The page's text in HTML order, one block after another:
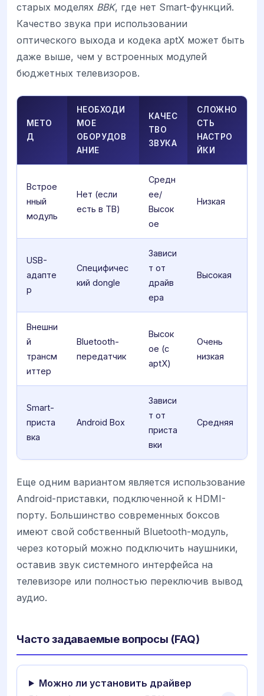
старых моделях BBK, где нет Smart-функций.
Качество звука при использовании
оптического выхода и кодека aptX может быть
даже выше, чем у встроенных модулей
бюджетных телевизоров.
МЕТО
Д
НЕОБХОДИ
МОЕ
ОБОРУДОВ
АНИЕ
КАЧЕС
ТВО
ЗВУКА
СЛОЖНО
СТЬ
НАСТРО
ЙКИ
Встрое
нный
модуль
Нет (если
есть в ТВ)
Средн
ее/
Высок
ое
Низкая
USB-
адапте
р
Специфичес
кий dongle
Зависи
т от
драйв
ера
Высокая
Внешни
й
трансм
иттер
Bluetooth-
передатчик
Высок
ое (с
aptX)
Очень
низкая
Smart-
приста
вка
Android Box
Зависи
т от
приста
вки
Средняя
Еще одним вариантом является использование
Android-приставки, подключенной к HDMI-
порту. Большинство современных боксов
имеют свой собственный Bluetooth-модуль,
через который можно подключить наушники,
оставив звук системного интерфейса на
телевизоре или полностью переключив вывод
аудио.
Часто задаваемые вопросы (FAQ)
Можно ли установить драйвер